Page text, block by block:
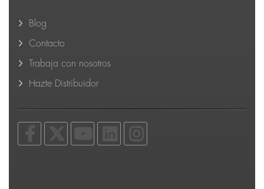
Blog
Contacto
Trabaja con nosotros
Hazte Distribuidor